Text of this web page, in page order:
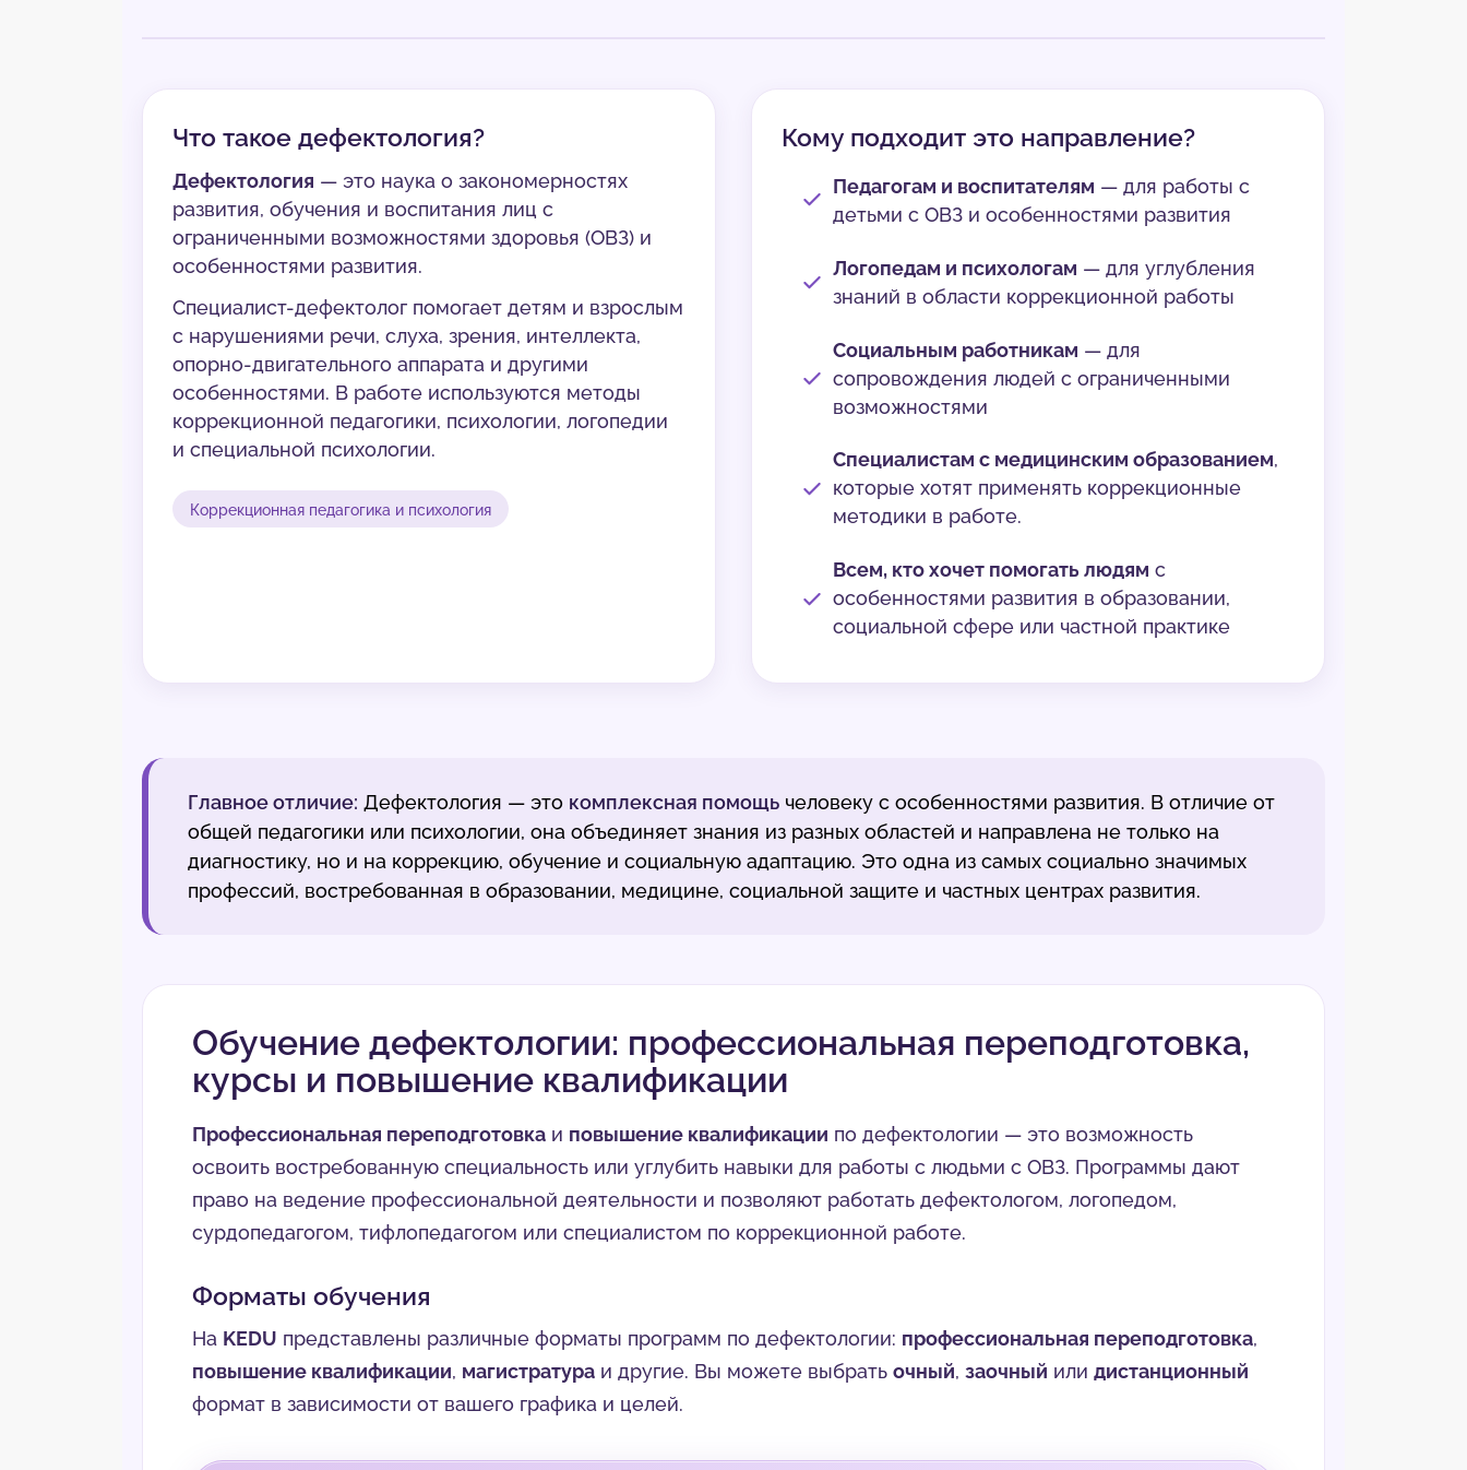
Что такое дефектология?
Дефектология — это наука о закономерностях
развития, обучения и воспитания лиц с
ограниченными возможностями здоровья (ОВЗ) и
особенностями развития.
Специалист-дефектолог помогает детям и взрослым
с нарушениями речи, слуха, зрения, интеллекта,
опорно-двигательного аппарата и другими
особенностями. В работе используются методы
коррекционной педагогики, психологии, логопедии
и специальной психологии.
Коррекционная педагогика и психология
Кому подходит это направление?
Педагогам и воспитателям — для работы с
детьми с ОВЗ и особенностями развития
Логопедам и психологам — для углубления
знаний в области коррекционной работы
Социальным работникам — для
сопровождения людей с ограниченными
возможностями
Специалистам с медицинским образованием,
которые хотят применять коррекционные
методики в работе.
Всем, кто хочет помогать людям с
особенностями развития в образовании,
социальной сфере или частной практике
Главное отличие: Дефектология — это комплексная помощь человеку с особенностями развития. В отличие от
общей педагогики или психологии, она объединяет знания из разных областей и направлена не только на
диагностику, но и на коррекцию, обучение и социальную адаптацию. Это одна из самых социально значимых
профессий, востребованная в образовании, медицине, социальной защите и частных центрах развития.
Обучение дефектологии: профессиональная переподготовка,
курсы и повышение квалификации
Профессиональная переподготовка и повышение квалификации по дефектологии — это возможность
освоить востребованную специальность или углубить навыки для работы с людьми с ОВЗ. Программы дают
право на ведение профессиональной деятельности и позволяют работать дефектологом, логопедом,
сурдопедагогом, тифлопедагогом или специалистом по коррекционной работе.
Форматы обучения
На KEDU представлены различные форматы программ по дефектологии: профессиональная переподготовка,
повышение квалификации, магистратура и другие. Вы можете выбрать очный, заочный или дистанционный
формат в зависимости от вашего графика и целей.